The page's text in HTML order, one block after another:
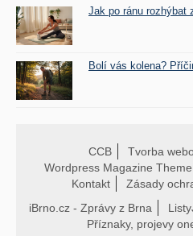
Jak po ránu rozhýbat
Bolí vás kolena?
CCB
Tvorba
Wordpress Magazine Theme
Kontakt
Zásady
iBrno.cz - Zprávy z Brna
Příznaky, projevy